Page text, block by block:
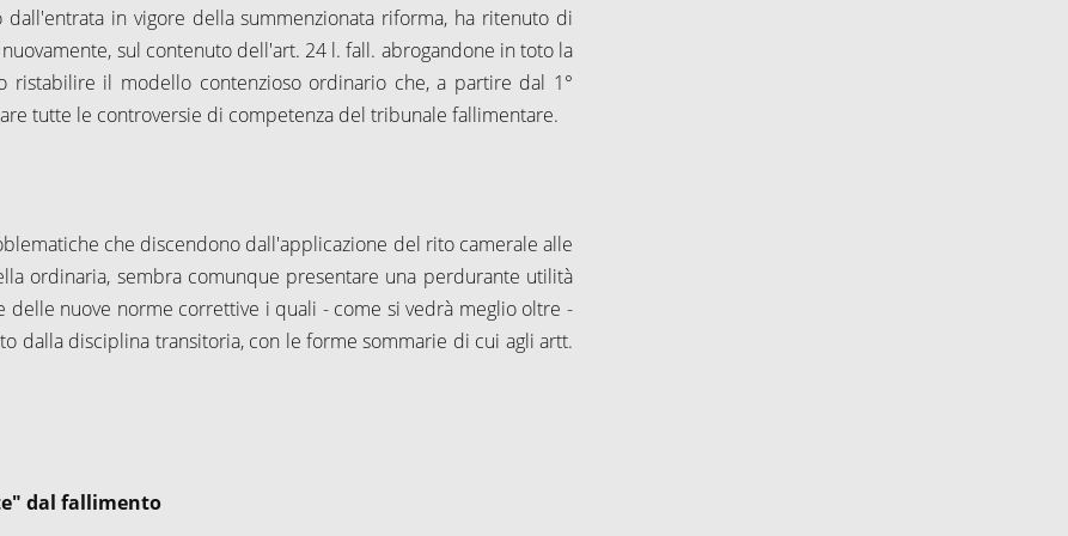
in vigore della summenzionata riforma, ha ritenuto di
sul contenuto dell'art. 24 l. fall. abrogandone in toto la
il modello contenzioso ordinario che, a partire dal 1°
tutte le controversie di competenza del tribunale fallimentare.
che discendono dall'applicazione del rito camerale alle
ordinaria, sembra comunque presentare una perdurante utilità
nuove norme correttive i quali - come si vedrà meglio oltre -
dalla disciplina transitoria, con le forme sommarie di cui agli artt.
dal fallimento